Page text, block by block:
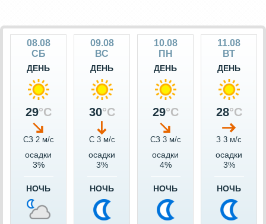
08.08
СБ
ДЕНЬ
29°C
СЗ 2 м/c
осадки
3%
НОЧЬ
09.08
ВС
ДЕНЬ
30°C
С 3 м/c
осадки
3%
НОЧЬ
10.08
ПН
ДЕНЬ
29°C
СЗ 3 м/c
осадки
4%
НОЧЬ
11.08
ВТ
ДЕНЬ
28°C
З 3 м/c
осадки
3%
НОЧЬ